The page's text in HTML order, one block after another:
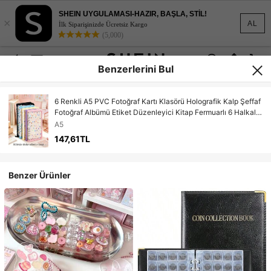
AL
×
SHEIN UYGULAMASI-HAZIR, BAŞLA, STİL!
İlk Siparişinizde Ücretsiz Kargo
(5,000)
Benzerlerini Bul
6 Renkli A5 PVC Fotoğraf Kartı Klasörü Holografik Kalp Şeffaf
Fotoğraf Albümü Etiket Düzenleyici Kitap Fermuarlı 6 Halkalı
Gevşek Yaprak Koleksiyon Kitabı
A5
147,61TL
Benzer Ürünler